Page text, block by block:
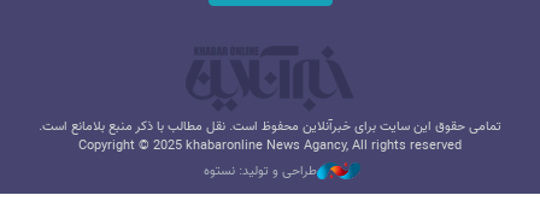
تمامی حقوق این سایت برای خبرآنلاین محفوظ است. نقل مطالب با ذکر منبع بلامانع است.
Copyright © 2025 khabaronline News Agancy, All rights reserved
طراحی و تولید: نستوه